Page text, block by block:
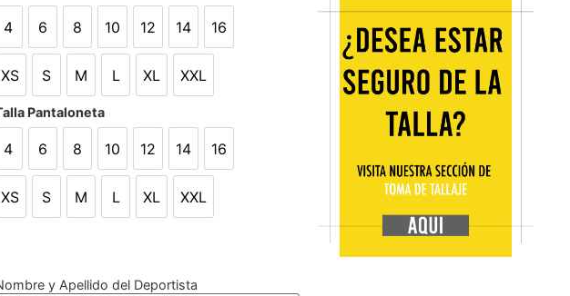
4
4
6
6
8
8
10
10
12
12
14
14
16
16
XS
XS
S
S
M
M
L
L
XL
XL
XXL
XXL
Pantaloneta
4
4
6
6
8
8
10
10
12
12
14
14
16
16
XS
XS
S
S
M
M
L
L
XL
XL
XXL
XXL
y Apellido del Deportista